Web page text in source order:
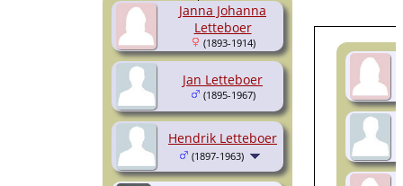
Janna Johanna
Letteboer
(1893-1914)
Jan Letteboer
(1895-1967)
Hendrik Letteboer
(1897-1963)